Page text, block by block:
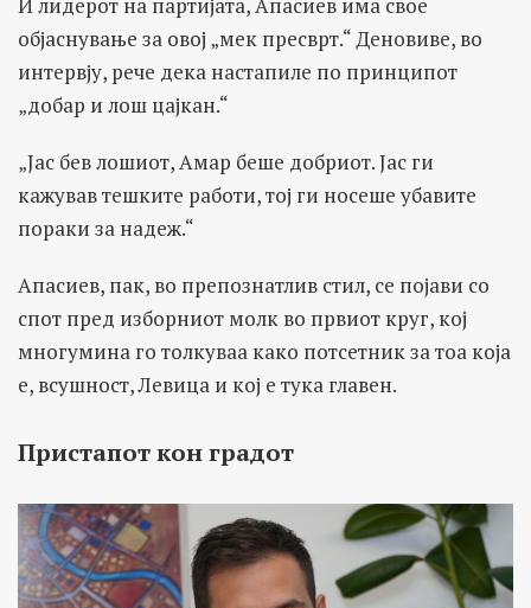
објаснување за овој „мек пресврт.“ Деновиве, во
интервју, рече дека настапиле по принципот
„добар и лош цајкан.“
„Јас бев лошиот, Амар беше добриот. Јас ги
кажував тешките работи, тој ги носеше убавите
пораки за надеж.“
Апасиев, пак, во препознатлив стил, се појави со
спот пред изборниот молк во првиот круг, кој
многумина го толкуваа како потсетник за тоа која
е, всушност, Левица и кој е тука главен.
Пристапот кон градот